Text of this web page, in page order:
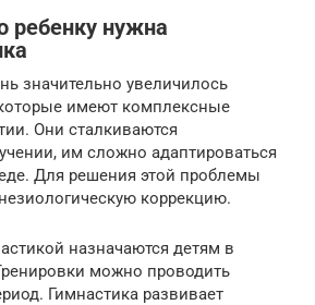
ребенку нужна
значительно увеличилось
имеют комплексные
Они сталкиваются
им сложно адаптироваться
Для решения этой проблемы
коррекцию.
назначаются детям в
можно проводить
Гимнастика развивает